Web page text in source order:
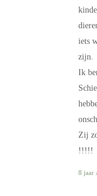
iets
zijn.
Ik
Zij
!!!!!
8 jaar